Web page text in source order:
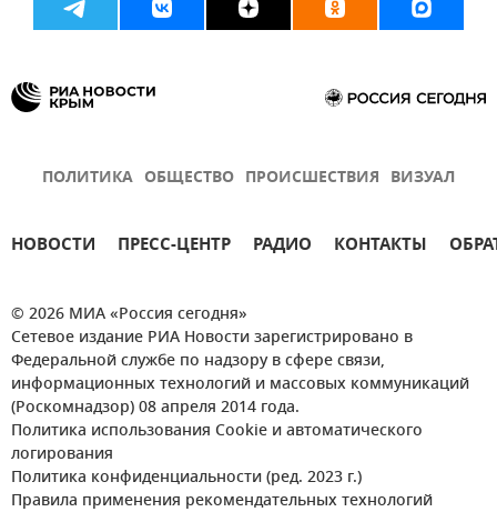
ПОЛИТИКА ОБЩЕСТВО ПРОИСШЕСТВИЯ ВИЗУАЛ
НОВОСТИ ПРЕСС-ЦЕНТР РАДИО КОНТАКТЫ
© 2026 МИА «Россия сегодня»
Сетевое издание РИА Новости зарегистрировано в
Федеральной службе по надзору в сфере связи,
информационных технологий и массовых коммуникаций
(Роскомнадзор) 08 апреля 2014 года.
Политика использования Cookie и автоматического
логирования
Политика конфиденциальности (ред. 2023 г.)
Правила применения рекомендательных технологий